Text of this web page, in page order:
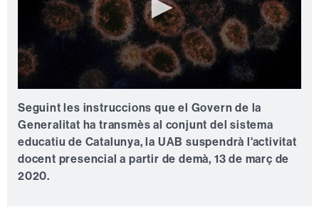
seconds
0
seconds
Seguint les instruccions que el Govern de la
Generalitat ha transmès al conjunt del sistema
educatiu de Catalunya, la UAB suspendrà l'activitat
docent presencial a partir de demà, 13 de març de
2020.